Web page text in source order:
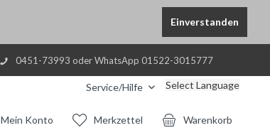
Einverstanden
0451-73993 oder WhatsApp 01522-3015777
Service/Hilfe Select Language
Warenkorb
Merkzettel
Mein Konto